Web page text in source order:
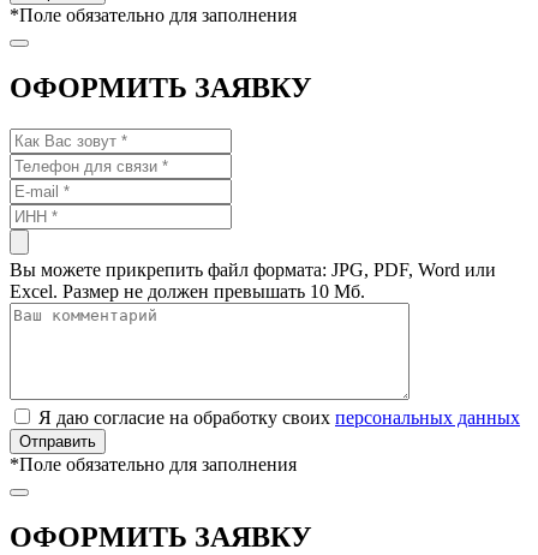
*Поле обязательно для заполнения
ОФОРМИТЬ ЗАЯВКУ
Вы можете прикрепить файл формата: JPG, PDF, Word или
Excel. Размер не должен превышать 10 Мб.
Я даю согласие на обработку своих персональных данных
*Поле обязательно для заполнения
ОФОРМИТЬ ЗАЯВКУ